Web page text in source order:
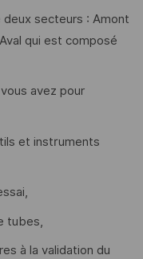
deux secteurs : Amont
qui est composé
avez pour
et instruments
tubes,
à la validation du